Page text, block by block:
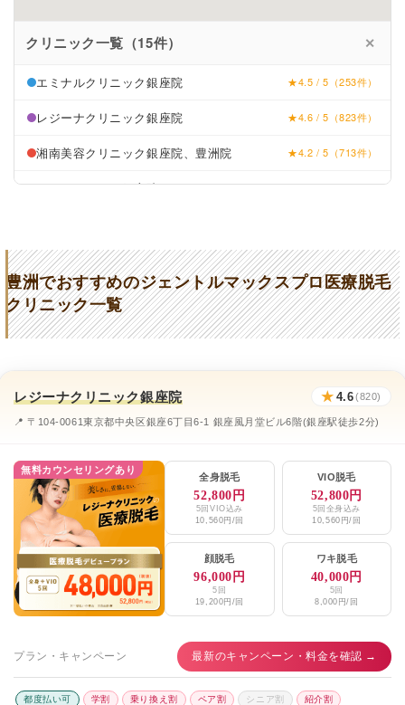
クリニック一覧（15件） ✕
エミナルクリニック銀座院 ★4.5 / 5（253件）
レジーナクリニック銀座院 ★4.6 / 5（823件）
湘南美容クリニック銀座院、豊洲院 ★4.2 / 5（713件）
リゼクリニック銀座院 ★4.1 / 5（130件）
豊洲佐藤クリニック ★4.4 (37件)
高須クリニック ★4.8 (105件)
豊洲イーウェルクリニック ★4.9 (9件)
有明みんなクリニック有明ガーデン院 ★3.2 (198件)
レジーナクリニックオム銀座院、上野院 ★4.6 / 5（820件）
湘南美容クリニック銀座院、銀座一丁目院、
Regno銀座院、新橋銀座口院
★4.7 / 5（898件）
メンズリゼ銀座 ★4.1 / 5（92件）
ゴリラクリニック銀座院 ★3.2 / 5（81件）
豊洲でおすすめのジェントルマックスプロ医療脱毛
クリニック一覧
レジーナクリニック銀座院 ★ 4.6(820)
📍 〒104-0061東京都中央区銀座6丁目6-1 銀座風月堂ビル6階(銀座駅徒歩2分)
無料カウンセリングあり
全身脱毛
52,800円
5回VIO込み
10,560円/回
VIO脱毛
52,800円
5回全身込み
10,560円/回
顔脱毛
96,000円
5回
19,200円/回
ワキ脱毛
40,000円
5回
8,000円/回
プラン・キャンペーン 最新のキャンペーン・料金を確認 →
都度払い可 学割 乗り換え割 ペア割 シニア割 紹介割